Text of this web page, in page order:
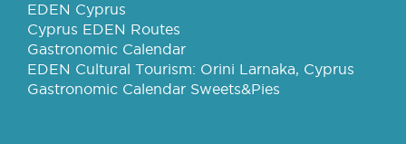
EDEN Cyprus
Cyprus EDEN Routes
Gastronomic Calendar
EDEN Cultural Tourism: Orini Larnaka, Cyprus
Gastronomic Calendar Sweets&Pies